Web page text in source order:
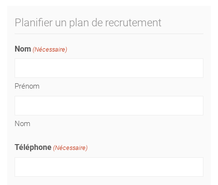
Planifier un plan de recrutement
Nom (Nécessaire)
Prénom
Nom
Téléphone (Nécessaire)